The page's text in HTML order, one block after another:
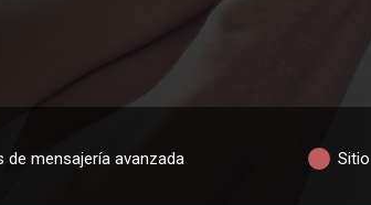
mensajería avanzada